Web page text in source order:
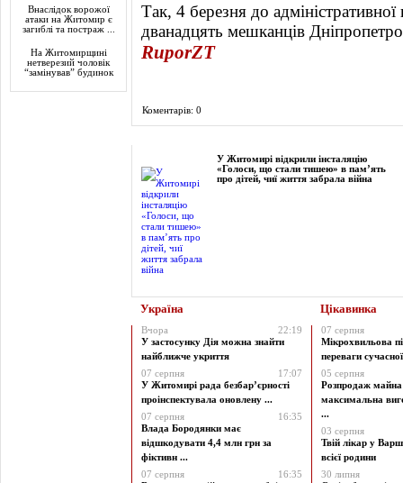
Внаслідок ворожої
атаки на Житомир є
загиблі та постраж ...
На Житомирщині
нетверезий чоловік
“замінував” будинок
Так, 4 березня до
дванадцять мешканців
RuporZT
Коментарів: 0
У Житомирі відкрили інсталяцію
«Голоси, що стали тишею» в пам’ять
про дітей, чиї життя забрала війна
Україна Цікавинка
Вчора
22:19
У застосунку Дія можна знайти
найближче укриття
07 серпня
17:07
У Житомирі рада безбар’єрності
проінспектувала оновлену ...
07 серпня
16:35
Влада Бородянки має
відшкодувати 4,4 млн грн за
фіктивн ...
07 серпня
16:35
07 серпня
Мікрохвильова
переваги
05 серпня
Розпродаж майна
максимальна
...
03 серпня
Твій лікар у
всієї родини
30 липня